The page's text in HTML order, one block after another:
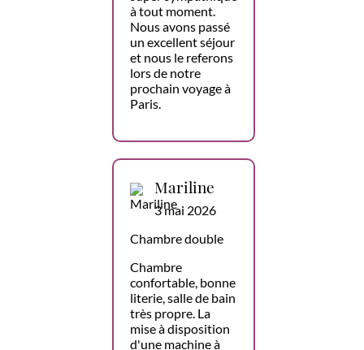
à tout moment.
Nous avons passé
un excellent séjour
et nous le referons
lors de notre
prochain voyage à
Paris.
Mariline
3 mai 2026
Chambre double
Chambre
confortable, bonne
literie, salle de bain
très propre. La
mise à disposition
d'une machine à